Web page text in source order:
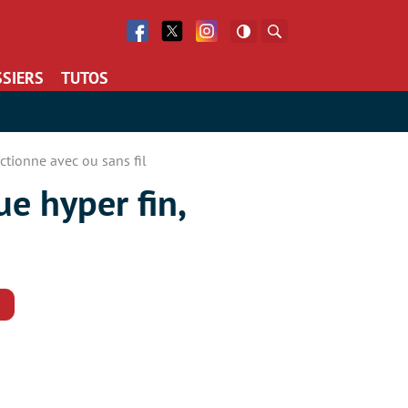
Facebook
Twitter Facebook
TUTOS
avec ou sans fil
hyper fin,